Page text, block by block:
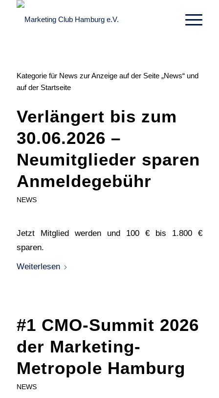
Kategorie für News zur Anzeige auf der Seite „News“ und
auf der Startseite
Verlängert bis zum
30.06.2026 –
Neumitglieder sparen
Anmeldegebühr
NEWS
Jetzt Mitglied werden und 100 € bis 1.800 €
sparen.
Weiterlesen
#1 CMO-Summit 2026
der Marketing-
Metropole Hamburg
NEWS